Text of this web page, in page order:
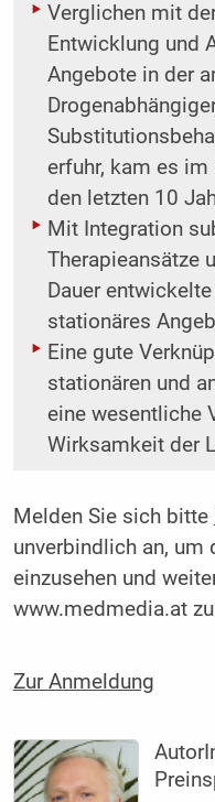
Verglichen mit
Entwicklung und
Angebote in der
erfuhr, kam es
den letzten 10
Mit Integration
Therapieansätze
Dauer
stationäres
Eine gute
stationären und
eine wesentliche
Wirksamkeit der
Melden Sie sich bitte
unverbindlich an, um
einzusehen und
www.medmedia.at
Zur Anmeldung